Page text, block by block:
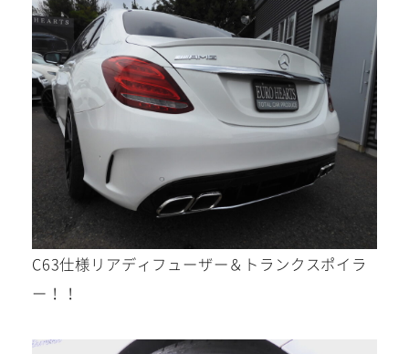
tel.0568-86-4855
営業時間 10:00～19:00 年中無休！
Instagram/Line/YouTube
お気軽にお問い合わせください。
C63仕様リアディフューザー＆トランクスポイラ
ー！！